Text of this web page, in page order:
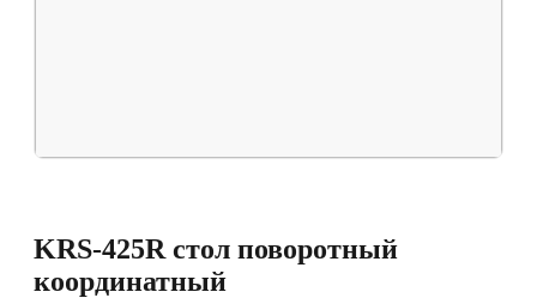
KRS-425R стол поворотный
координатный